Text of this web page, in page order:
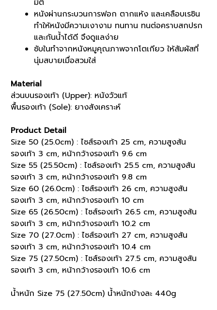
หนังผ่านกระบวนการฟอก ตากแห้ง และเคลือบเรซิน
ทำให้หนังมีความเงางาม ทนทาน ทนต่อคราบสกปรก
และกันน้ำได้ดี จึงดูแลง่าย
ซับในทำจากหนังหมูคุณภาพจากโตเกียว ให้สัมผัสที่
นุ่มสบายเมื่อสวมใส่
Material
ส่วนบนรองเท้า (Upper): หนังวัวแท้
พื้นรองเท้า (Sole): ยางสังเคราะห์
Product Detail
Size 50 (25.0cm) : ไซส์รองเท้า 25 cm, ความสูงส้น
รองเท้า 3 cm, หน้ากว้างรองเท้า 9.6 cm
Size 55 (25.50cm) : ไซส์รองเท้า 25.5 cm, ความสูงส้น
รองเท้า 3 cm, หน้ากว้างรองเท้า 9.8 cm
Size 60 (26.0cm) : ไซส์รองเท้า 26 cm, ความสูงส้น
รองเท้า 3 cm, หน้ากว้างรองเท้า 10 cm
Size 65 (26.50cm) : ไซส์รองเท้า 26.5 cm, ความสูงส้น
รองเท้า 3 cm, หน้ากว้างรองเท้า 10.2 cm
Size 70 (27.0cm) : ไซส์รองเท้า 27 cm, ความสูงส้น
รองเท้า 3 cm, หน้ากว้างรองเท้า 10.4 cm
Size 75 (27.50cm) : ไซส์รองเท้า 27.5 cm, ความสูงส้น
รองเท้า 3 cm, หน้ากว้างรองเท้า 10.6 cm
น้ำหนัก Size 75 (27.50cm) น้ำหนักข้างละ 440g